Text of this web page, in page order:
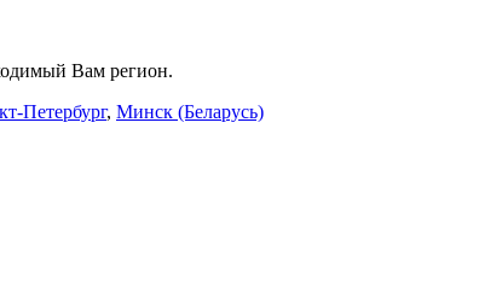
Вам регион.
Петербург, Минск (Беларусь)